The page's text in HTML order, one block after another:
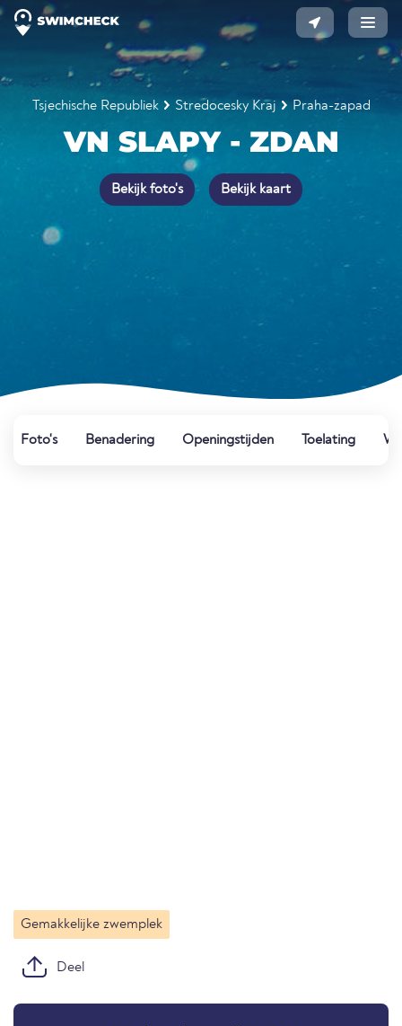
Tsjechische Republiek Stredocesky Kraj Praha-zapad
VN SLAPY - ZDAN
Bekijk foto's Bekijk kaart
Foto's Benadering Openingstijden Toelating
Gemakkelijke zwemplek
Deel